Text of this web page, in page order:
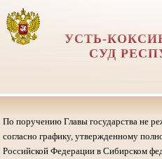
УСТЬ-
СУД
По поручению Главы государства не
согласно графику, утвержденному
Российской Федерации в Сибирском